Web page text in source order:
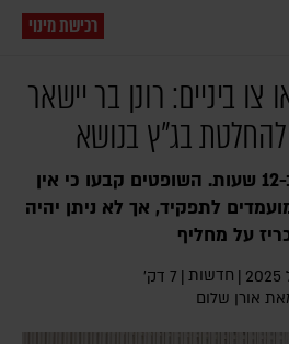
רכישת מינוי
ביניים: רונן בר יישאר
בג"ץ בנושא
הדיון הסתיים לאחר כ-12 שעות. השופטים קבעו כי אין
לתפקיד, אך לא ניתן יהיה
על מחליף
| חדשות | 7 דק׳
אורן שלום